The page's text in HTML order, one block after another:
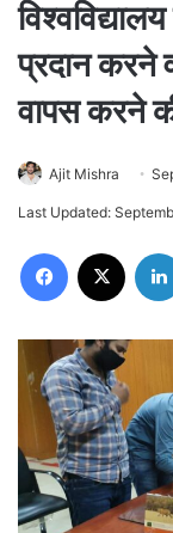
प्रदान करने
वापस करने
Ajit Mishra
Last Updated:
Facebook